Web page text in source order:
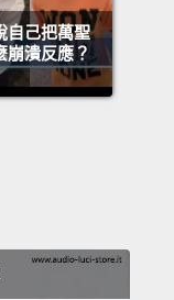
？這就是萬
us? The
自己把萬聖
崩潰反應？